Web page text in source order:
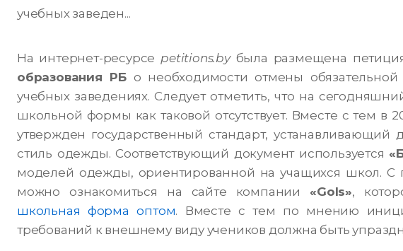
учебных заведен...
На интернет-ресурсе petitions.byбыла размещена
образования РБ о необходимости отмены
учебных заведениях.Следует отметить, что на
школьной формы как таковой отсутствует. Вместе с тем в
утвержден государственный стандарт,
стиль одежды. Соответствующий документ используется
моделей одежды, ориентированной на учащихся школ. С
можно ознакомиться на сайте компании «Gols»,
школьная форма оптом. Вместе с тем по мнению
требований к внешнему виду учеников должна быть